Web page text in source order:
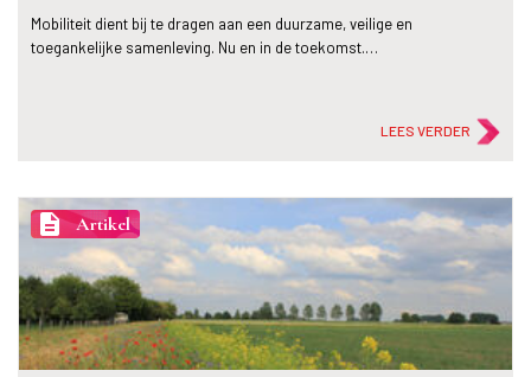
Mobiliteit dient bij te dragen aan een duurzame, veilige en
toegankelijke samenleving. Nu en in de toekomst.…
LEES VERDER
description Artikel